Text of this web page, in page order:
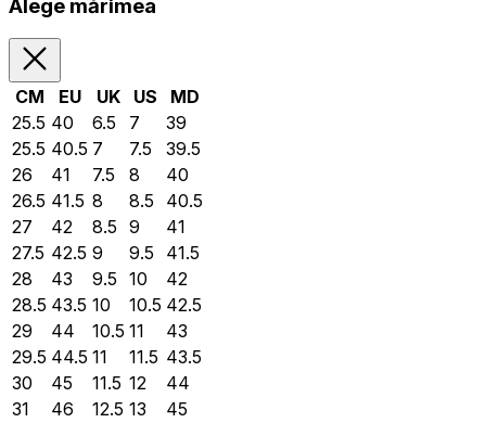
Alege mărimea
CM EU UK US
MD
25.5 40 6.5 7
39
25.5 40.5 7 7.5
39.5
26
41 7.5 8
40
26.5 41.5 8 8.5
40.5
27
42 8.5 9
41
27.5 42.5 9 9.5
41.5
28
43 9.5 10
42
28.5 43.5 10 10.5 42.5
29
44 10.5 11
43
29.5 44.5 11 11.5 43.5
30
45 11.5 12
44
31
46 12.5 13
45